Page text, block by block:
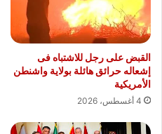
القبض على رجل للاشتباه فى
إشعاله حرائق هائلة بولاية واشنطن
الأمريكية
4 أغسطس، 2026